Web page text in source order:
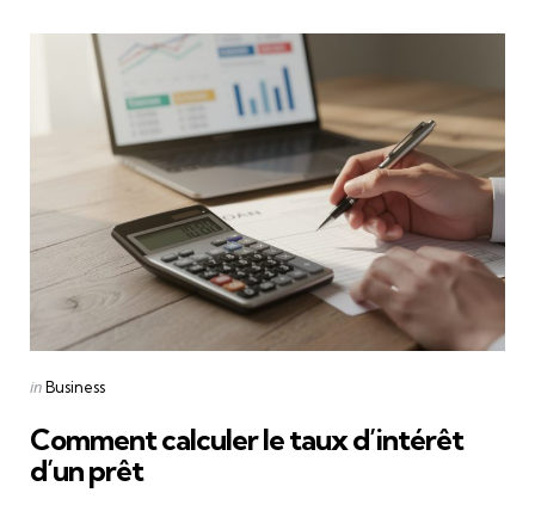
Categories
Posted
inBusiness
Comment calculer le taux d’intérêt
d’un prêt